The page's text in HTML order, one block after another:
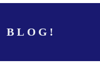
BLOG!